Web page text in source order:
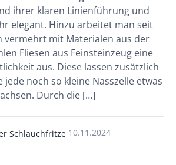
ihrer klaren Linienführung und
elegant. Hinzu arbeitet man seit
vermehrt mit Materialen aus der
Fliesen aus Feinsteinzeug eine
aus. Diese lassen zusätzlich
noch so kleine Nasszelle etwas
Durch die […]
Schlauchfritze 10.11.2024